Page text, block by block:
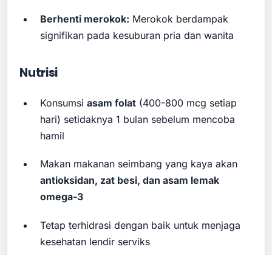
Berhenti merokok: Merokok berdampak
signifikan pada kesuburan pria dan wanita
Nutrisi
Konsumsiasam folat (400-800 mcg setiap
hari) setidaknya 1 bulan sebelum mencoba
hamil
Makan makanan seimbang yang kaya akan
antioksidan, zat besi, dan asam lemak
omega-3
Tetap terhidrasi dengan baik untuk menjaga
kesehatan lendir serviks